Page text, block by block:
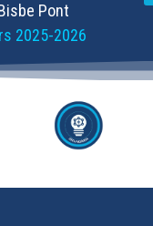
Pont
2025-2026